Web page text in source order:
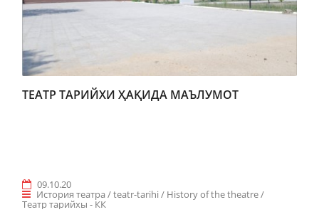
ТЕАТР ТАРИЙХИ ҲАҚИДА МАЪЛУМОТ
09.10.20
История театра / teatr-tarihi / History of the theatre /
Teaтр тарийхы - КК